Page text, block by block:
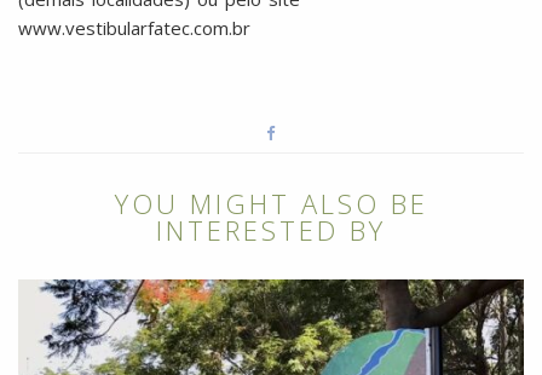
www.vestibularfatec.com.br
YOU MIGHT ALSO BE
INTERESTED BY